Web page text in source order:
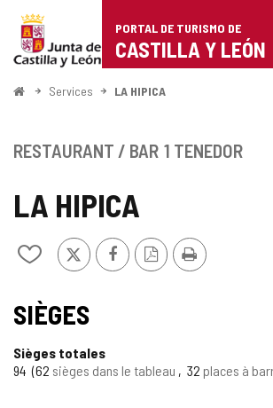
Portal
de
Turismo
Castilla
León
PORTAL DE TURISMO DE
CASTILLA Y LEÓN
<
Services LA HIPICA
LA HIPICA
Ajouter/retirer
de
cahiers
X FacebookVersion
PDF
Imprimer
RESTAURANT / BAR 1 TENEDOR
SIÈGES
Sièges totales
94 62 sièges dans le tableau 32 places à